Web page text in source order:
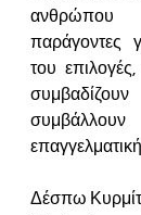
ανθρώπου
παράγοντες
του
Δέσπω